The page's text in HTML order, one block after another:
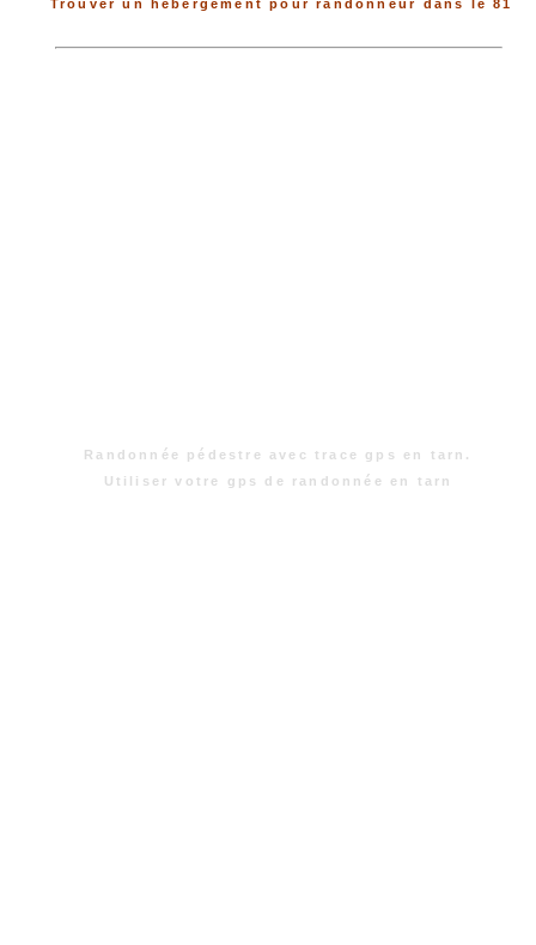
Trouver un hébergement pour randonneur dans le 81
Randonnée pédestre avec trace gps en tarn.
Utiliser votre gps de randonnée en tarn